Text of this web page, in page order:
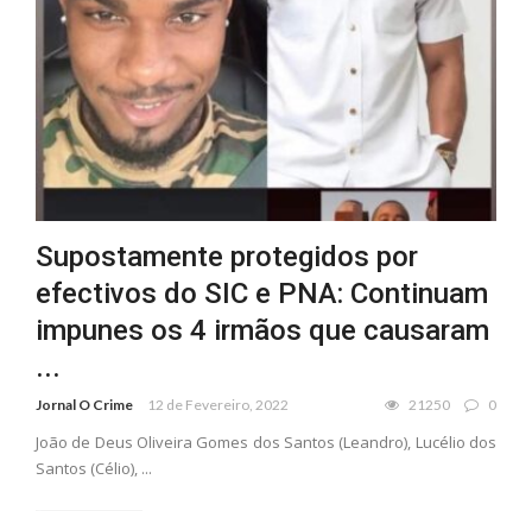
Supostamente protegidos por
efectivos do SIC e PNA: Continuam
impunes os 4 irmãos que causaram
...
Jornal O Crime 12 de Fevereiro, 2022 21250 0
João de Deus Oliveira Gomes dos Santos (Leandro), Lucélio dos
Santos (Célio), ...